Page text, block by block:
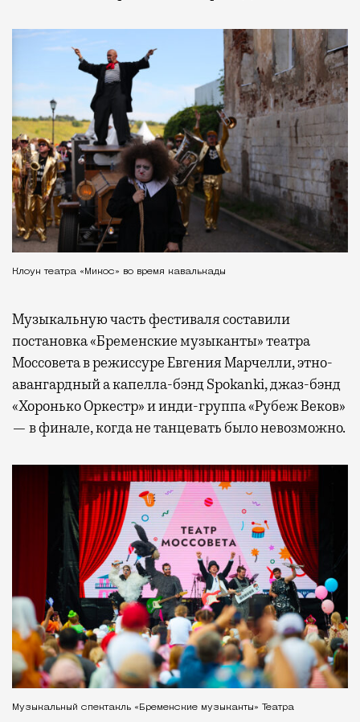
Клоун театра «Микос» во время кавалькады
Музыкальную часть фестиваля составили
постановка «Бременские музыканты» театра
Моссовета в режиссуре Евгения Марчелли, этно-
авангардный а капелла-бэнд Spokanki, джаз-бэнд
«Хоронько Оркестр» и инди-группа «Рубеж Веков»
— в финале, когда не танцевать было невозможно.
Музыкальный спектакль «Бременские музыканты» Театра